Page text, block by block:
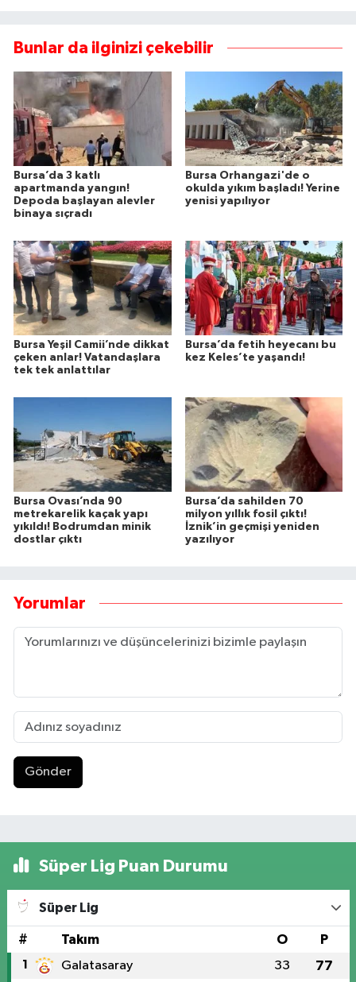
Bunlar da ilginizi çekebilir
Bursa’da 3 katlı
apartmanda yangın!
Depoda başlayan alevler
binaya sıçradı
Bursa Orhangazi'de o
okulda yıkım başladı! Yerine
yenisi yapılıyor
Bursa Yeşil Camii’nde dikkat
çeken anlar! Vatandaşlara
tek tek anlattılar
Bursa’da fetih heyecanı bu
kez Keles’te yaşandı!
Bursa Ovası’nda 90
metrekarelik kaçak yapı
yıkıldı! Bodrumdan minik
dostlar çıktı
Bursa’da sahilden 70
milyon yıllık fosil çıktı!
İznik’in geçmişi yeniden
yazılıyor
Yorumlar
Gönder
Süper Lig Puan Durumu
Süper Lig
# Takım O P
1 Galatasaray 33 77